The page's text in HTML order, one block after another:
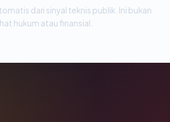
dari sinyal teknis publik. Ini bukan
hukum atau finansial.